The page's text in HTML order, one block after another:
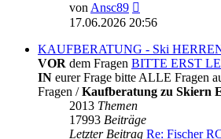
vonAnsc89
Beitrag
17.06.2026 20:56
KAUFBERATUNG - Ski
VOR dem Fragen BITTE ERST
IN eurer Frage bitte ALLE Fragen
Fragen /Kaufberatung zu Skiern
2013 Themen
17993 Beiträge
Letzter Beitrag Re: Fischer